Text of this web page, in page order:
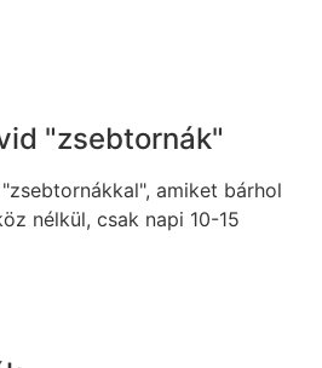
"zsebtornák"
amiket bárhol
nélkül, csak napi 10-15